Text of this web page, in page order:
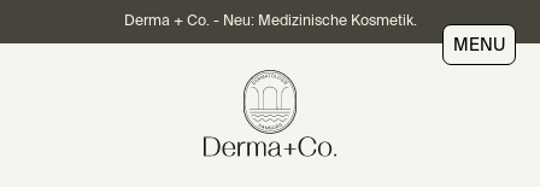
Derma + Co. - Neu: Medizinische Kosmetik.
MENU